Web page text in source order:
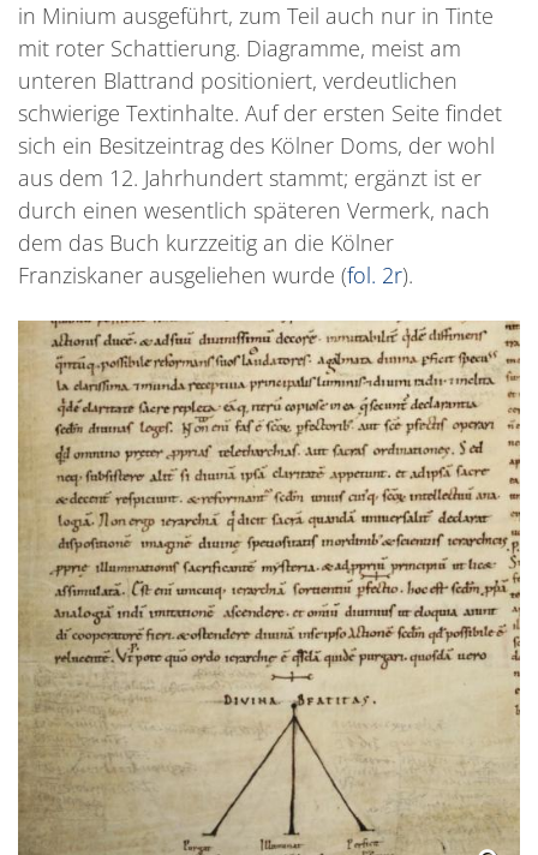
in Minium ausgeführt, zum Teil auch nur in Tinte
mit roter Schattierung. Diagramme, meist am
unteren Blattrand positioniert, verdeutlichen
schwierige Textinhalte. Auf der ersten Seite findet
sich ein Besitzeintrag des Kölner Doms, der wohl
aus dem 12. Jahrhundert stammt; ergänzt ist er
durch einen wesentlich späteren Vermerk, nach
dem das Buch kurzzeitig an die Kölner
Franziskaner ausgeliehen wurde (fol. 2r).